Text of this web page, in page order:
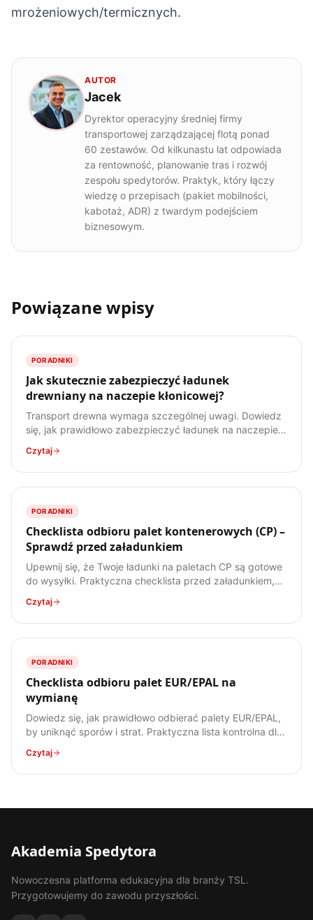
mrożeniowych/termicznych.
AUTOR
Jacek
Dyrektor operacyjny średniej firmy
transportowej zarządzającej flotą ponad
60 zestawów. Od kilkunastu lat odpowiada
za rentowność, planowanie tras i rozwój
zespołu spedytorów. Praktyk, który łączy
wiedzę o przepisach (pakiet mobilności,
kabotaż, ADR) z twardym podejściem
biznesowym.
Powiązane wpisy
PORADNIKI
Jak skutecznie zabezpieczyć ładunek
drewniany na naczepie kłonicowej?
Transport drewna wymaga szczególnej uwagi. Dowiedz
się, jak prawidłowo zabezpieczyć ładunek na naczepie
Czytaj
PORADNIKI
Checklista odbioru palet kontenerowych (CP) –
Sprawdź przed załadunkiem
Upewnij się, że Twoje ładunki na paletach CP są gotowe
do wysyłki. Praktyczna checklista przed załadunkiem,
Czytaj
PORADNIKI
Checklista odbioru palet EUR/EPAL na
wymianę
Dowiedz się, jak prawidłowo odbierać palety EUR/EPAL,
by uniknąć sporów i strat. Praktyczna lista kontrolna dla
Czytaj
Akademia Spedytora
Nowoczesna platforma edukacyjna dla branży TSL.
Przygotowujemy do zawodu przyszłości.